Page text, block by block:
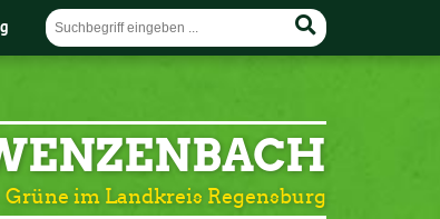
Grüne im Landkreis Regensburg